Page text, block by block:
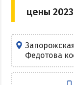
Центр
Остров Бирючий
Частный
Жилье в
цены
Федотова